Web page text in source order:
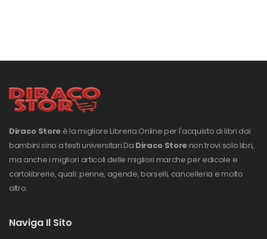
Diraco Store è la migliore Libreria Online per l'acquisto di libri dai
bambini sino a testi universitari.Da Diraco Store non trovi solo libri,
ma anche i migliori articoli delle migliori marche per edicole e
cartolibrerie, quali: penne, agende, borselli, cancelleria e molto
altro.
Naviga Il Sito